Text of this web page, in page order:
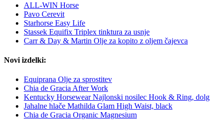
ALL-WIN Horse
Pavo Cerevit
Starhorse Easy Life
Stassek Equifix Triplex tinktura za usnje
Carr & Day & Martin Olje za kopito z oljem čajevca
Novi izdelki:
Equiprana Olje za sprostitev
Chia de Gracia After Work
Kentucky Horsewear Najlonski nosilec Hook & Ring, dolg
Jahalne hlače Mathilda Glam High Waist, black
Chia de Gracia Organic Magnesium